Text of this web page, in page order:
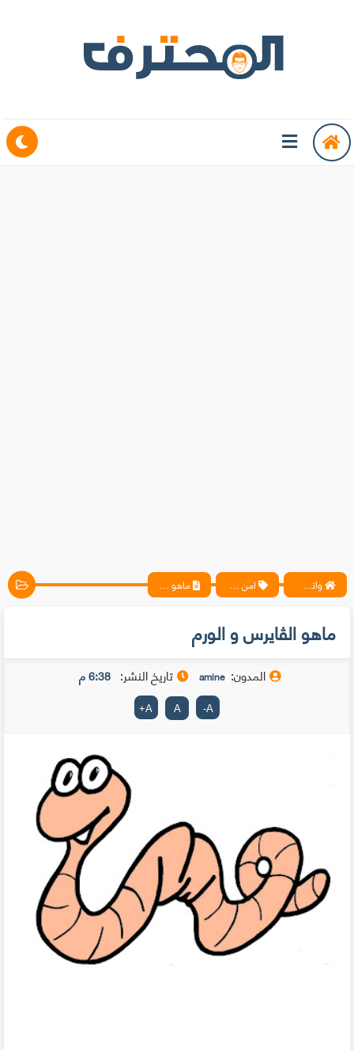
واتس آب ، فيسبوك ، أنترنت ، شروحات تقنية حصرية - المحترف امن معلوماتي ماهو الڤايرس و الورم
ماهو الڤايرس و الورم
المدون: amine تاريخ النشر: 6:38 م
A
-
A
A
+